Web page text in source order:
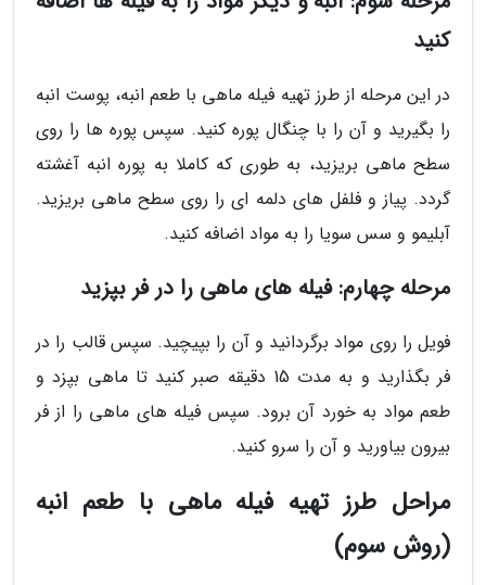
کنید
در این مرحله از طرز تهیه فیله ماهی با طعم انبه، پوست انبه
را بگیرید و آن را با چنگال پوره کنید. سپس پوره ها را روی
سطح ماهی بریزید، به طوری که کاملا به پوره انبه آغشته
گردد. پیاز و فلفل های دلمه ای را روی سطح ماهی بریزید.
آبلیمو و سس سویا را به مواد اضافه کنید.
مرحله چهارم: فیله های ماهی را در فر بپزید
فویل را روی مواد برگردانید و آن را بپیچید. سپس قالب را در
فر بگذارید و به مدت 15 دقیقه صبر کنید تا ماهی بپزد و
طعم مواد به خورد آن برود. سپس فیله های ماهی را از فر
بیرون بیاورید و آن را سرو کنید.
مراحل طرز تهیه فیله ماهی با طعم انبه
(روش سوم)